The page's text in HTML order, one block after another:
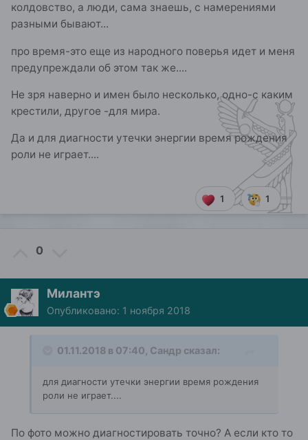
колдовство, а люди, сама знаешь, с намерениями
разными бывают...
про время-это еще из народного поверья идет и меня
предупреждали об этом так же....
Не зря наверно и имен было несколько, одно-с каким
крестили, другое -для мира.
Да и для диагности утечки энергии время рождения
роли не играет....
1 1
0
Милантэ
Опубликовано: 1 ноября 2018
01.11.2018 в 07:40, Сандр сказал:
для диагности утечки энергии время рождения
роли не играет....
По фото можно диагностировать точно? А если кто то